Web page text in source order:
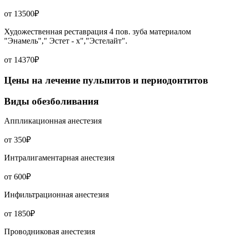
от 13500₽
Художественная реставрация 4 пов. зуба материалом
"Энамель"," Эстет - х","Эстелайт".
от 14370₽
Цены на лечение пульпитов и периодонтитов
Виды обезболивания
Аппликационная анестезия
от 350₽
Интралигаментарная анестезия
от 600₽
Инфильтрационная анестезия
от 1850₽
Проводниковая анестезия